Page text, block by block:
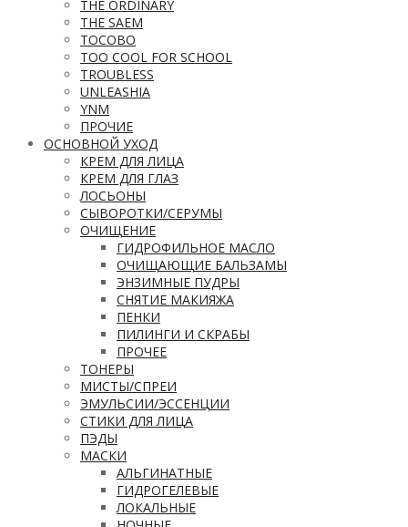
THE ORDINARY
THE SAEM
TOCOBO
TOO COOL FOR SCHOOL
TROUBLESS
UNLEASHIA
YNM
ПРОЧИЕ
ОСНОВНОЙ УХОД
КРЕМ ДЛЯ ЛИЦА
КРЕМ ДЛЯ ГЛАЗ
ЛОСЬОНЫ
СЫВОРОТКИ/СЕРУМЫ
ОЧИЩЕНИЕ
ГИДРОФИЛЬНОЕ МАСЛО
ОЧИЩАЮЩИЕ БАЛЬЗАМЫ
ЭНЗИМНЫЕ ПУДРЫ
СНЯТИЕ МАКИЯЖА
ПЕНКИ
ПИЛИНГИ И СКРАБЫ
ПРОЧЕЕ
ТОНЕРЫ
МИСТЫ/СПРЕИ
ЭМУЛЬСИИ/ЭССЕНЦИИ
СТИКИ ДЛЯ ЛИЦА
ПЭДЫ
МАСКИ
АЛЬГИНАТНЫЕ
ГИДРОГЕЛЕВЫЕ
ЛОКАЛЬНЫЕ